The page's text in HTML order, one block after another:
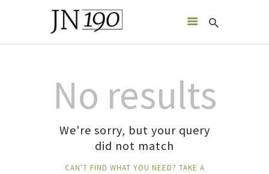
O INWESTYCJI
LOKALIZACJA
GALERIA
KONTAKT
No results
We're sorry, but your query
did not match
CAN'T FIND WHAT YOU NEED? TAKE A